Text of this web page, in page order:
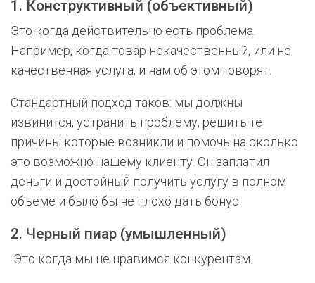
1. Конструктивный (объективный)
Это когда действительно есть проблема.
Например, когда товар некачественный, или не
качественная услуга, и нам об этом говорят.
Стандартный подход таков: мы должны
извинится, устранить проблему, решить те
причины которые возникли и помочь на сколько
это возможно нашему клиенту. Он заплатил
деньги и достойный получить услугу в полном
объеме и было бы не плохо дать бонус.
2. Черный пиар (умышленный)
Это когда мы не нравимся конкурентам.